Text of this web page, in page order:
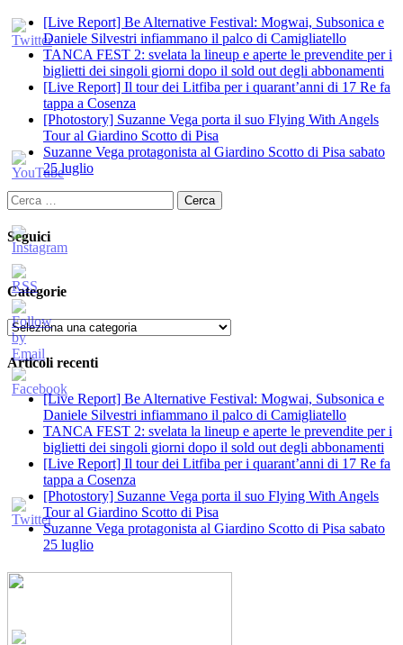
[Live Report] Be Alternative Festival: Mogwai, Subsonica e
Daniele Silvestri infiammano il palco di Camigliatello
TANCA FEST 2: svelata la lineup e aperte le prevendite per i
biglietti dei singoli giorni dopo il sold out degli abbonamenti
[Live Report] Il tour dei Litfiba per i quarant’anni di 17 Re fa
tappa a Cosenza
[Photostory] Suzanne Vega porta il suo Flying With Angels
Tour al Giardino Scotto di Pisa
Suzanne Vega protagonista al Giardino Scotto di Pisa sabato
25 luglio
Ricerca
per:
Seguici
Categorie
Categorie
Articoli recenti
[Live Report] Be Alternative Festival: Mogwai, Subsonica e
Daniele Silvestri infiammano il palco di Camigliatello
TANCA FEST 2: svelata la lineup e aperte le prevendite per i
biglietti dei singoli giorni dopo il sold out degli abbonamenti
[Live Report] Il tour dei Litfiba per i quarant’anni di 17 Re fa
tappa a Cosenza
[Photostory] Suzanne Vega porta il suo Flying With Angels
Tour al Giardino Scotto di Pisa
Suzanne Vega protagonista al Giardino Scotto di Pisa sabato
25 luglio